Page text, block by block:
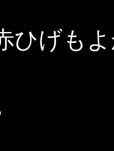
ひげも